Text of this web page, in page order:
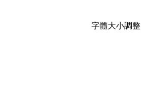
字體大小調整